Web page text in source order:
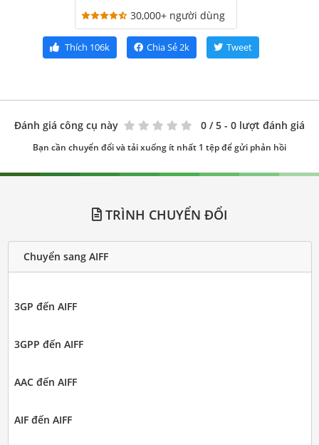
30,000+ người dùng
Thích 106k Chia Sẻ2k Tweet
Đánh giá công cụ này 0 / 5 - 0 lượt đánh giá
Bạn cần chuyển đổi và tải xuống ít nhất 1 tệp để gửi phản hồi
TRÌNH CHUYỂN ĐỔI
Chuyển sang AIFF
3GP đến AIFF
3GPP đến AIFF
AAC đến AIFF
AIF đến AIFF